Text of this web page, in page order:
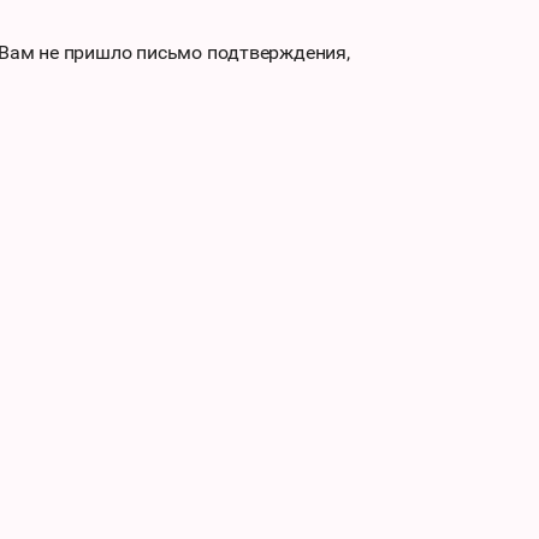
не пришло письмо подтверждения,